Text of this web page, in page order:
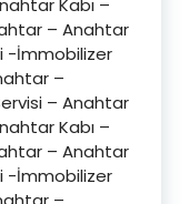
Kabı –
– Anahtar
-İmmobilizer
–
– Anahtar
Kabı –
– Anahtar
-İmmobilizer